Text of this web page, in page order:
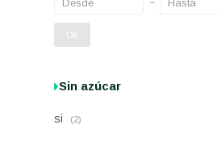
OK
Sin azúcar
si (2)